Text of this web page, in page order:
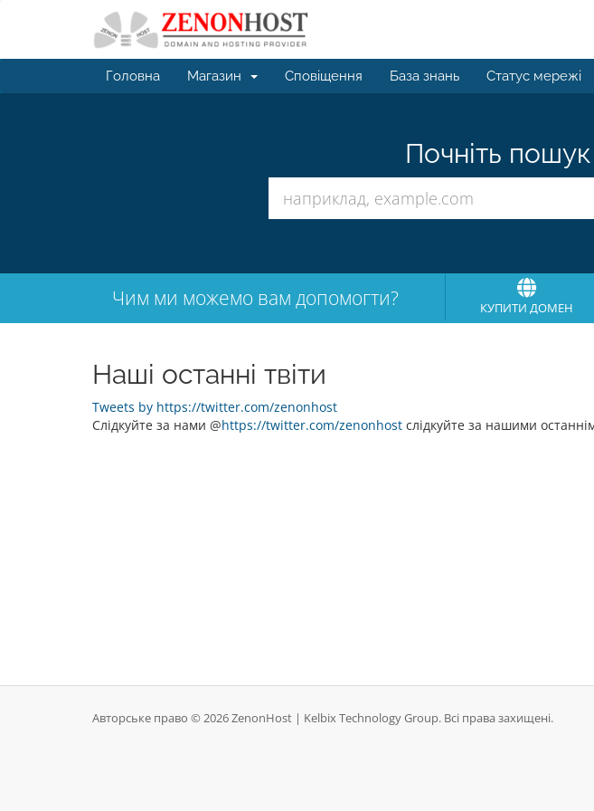
Головна Магазин Сповіщення База знань Статус мережі
Почніть
Чим ми можемо вам допомогти? КУПИТИ ДОМЕН
Наші останні твіти
Tweets by https://twitter.com/zenonhost
Слідкуйте за нами @https://twitter.com/zenonhost слідкуйте за нашими
Авторське право © 2026 ZenonHost | Kelbix Technology Group. Всі права захищені.